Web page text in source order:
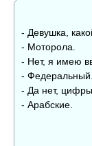
- Девушка,
- Моторола.
- Нет, я имею
- Федеральный.
- Да нет,
- Арабские.